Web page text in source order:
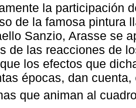
la participación
de la famosa pintura
Sanzio, Arasse se
de las reacciones de
los efectos que
épocas, dan
que animan al